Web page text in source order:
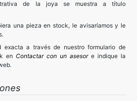
de la joya se muestra a título
una pieza en stock, le avisaríamos y le
exacta a través de nuestro formulario de
en Contactar con un asesor e indique la